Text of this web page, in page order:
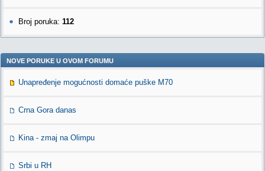
Broj poruka: 112
NOVE PORUKE U OVOM FORUMU
Unapređenje mogućnosti domaće puške M70
Crna Gora danas
Kina - zmaj na Olimpu
Srbi u RH